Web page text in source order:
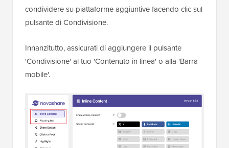
condividere su piattaforme aggiuntive facendo clic sul
pulsante di Condivisione.
Innanzitutto, assicurati di aggiungere il pulsante
'Condivisione' al tuo 'Contenuto in linea' o alla 'Barra
mobile'.